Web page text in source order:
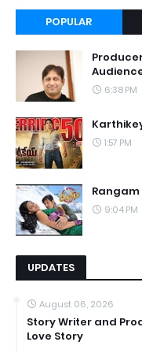
POPULAR
6:38 PM
1:57 PM
Rangam
9:04 PM
UPDATES
August 06, 2026
Story Writer and
Love Story